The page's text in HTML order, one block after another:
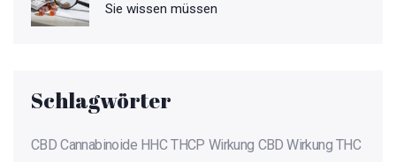
Sie wissen müssen
Schlagwörter
CBD Cannabinoide HHC THCP Wirkung CBD Wirkung THC